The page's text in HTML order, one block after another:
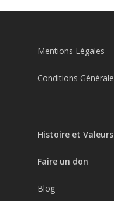
Mentions Légales
Conditions
Histoire et Valeurs
Faire un don
Blog